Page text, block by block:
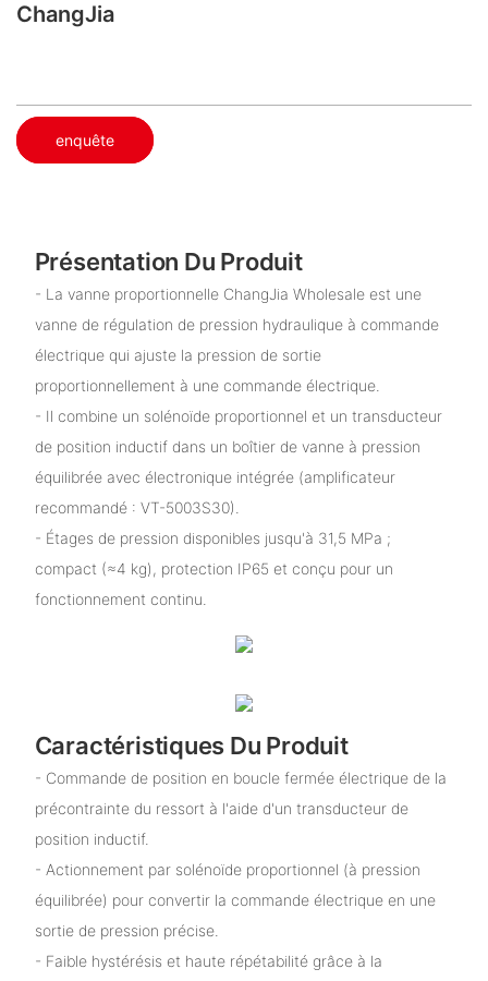
ChangJia
enquête
Présentation Du Produit
- La vanne proportionnelle ChangJia Wholesale est une
vanne de régulation de pression hydraulique à commande
électrique qui ajuste la pression de sortie
proportionnellement à une commande électrique.
- Il combine un solénoïde proportionnel et un transducteur
de position inductif dans un boîtier de vanne à pression
équilibrée avec électronique intégrée (amplificateur
recommandé : VT-5003S30).
- Étages de pression disponibles jusqu'à 31,5 MPa ;
compact (≈4 kg), protection IP65 et conçu pour un
fonctionnement continu.
Caractéristiques Du Produit
- Commande de position en boucle fermée électrique de la
précontrainte du ressort à l'aide d'un transducteur de
position inductif.
- Actionnement par solénoïde proportionnel (à pression
équilibrée) pour convertir la commande électrique en une
sortie de pression précise.
- Faible hystérésis et haute répétabilité grâce à la